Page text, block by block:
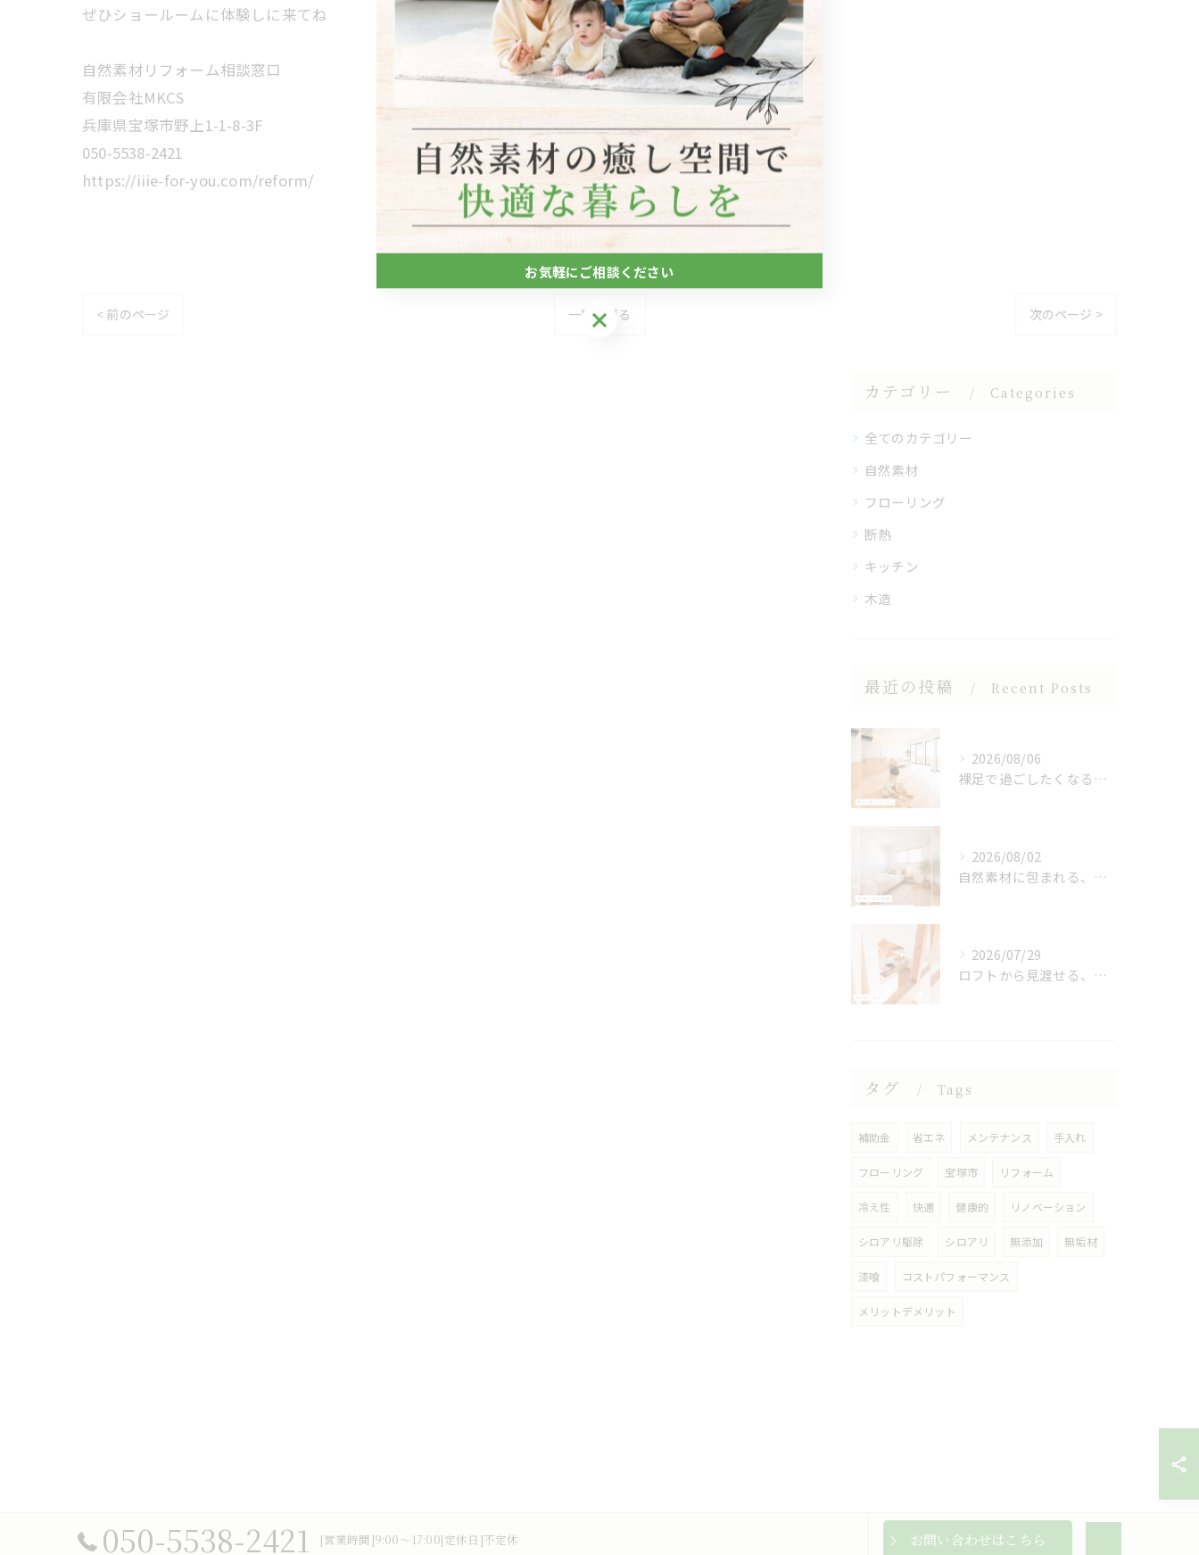
ぜひショールームに体験しに来てね
自然素材リフォーム相談窓口
有限会社MKCS
兵庫県宝塚市野上1-1-8-3F
050-5538-2421
https://iiie-for-you.com/reform/
< 前のページ 一覧に戻る 次のページ >
カテゴリー Categories
全てのカテゴリー
自然素材
フローリング
断熱
キッチン
木造
最近の投稿 Recent Posts
2026/08/06
裸足で過ごしたくなる、木のぬくもりを感じる床🌿
2026/08/02
自然素材に包まれる、心地よい寝室🌿
2026/07/29
ロフトから見渡せる、開放的なキッチン🌿
タグ Tags
補助金 省エネ メンテナンス 手入れ
フローリング 宝塚市 リフォーム
冷え性 快適 健康的 リノベーション
シロアリ駆除 シロアリ 無添加 無垢材
漆喰 コストパフォーマンス
メリットデメリット
050-5538-2421 [営業時間]9:00～17:00[定休日]不定休 お問い合わせはこちら
お気軽にご相談ください
お気軽にご相談ください